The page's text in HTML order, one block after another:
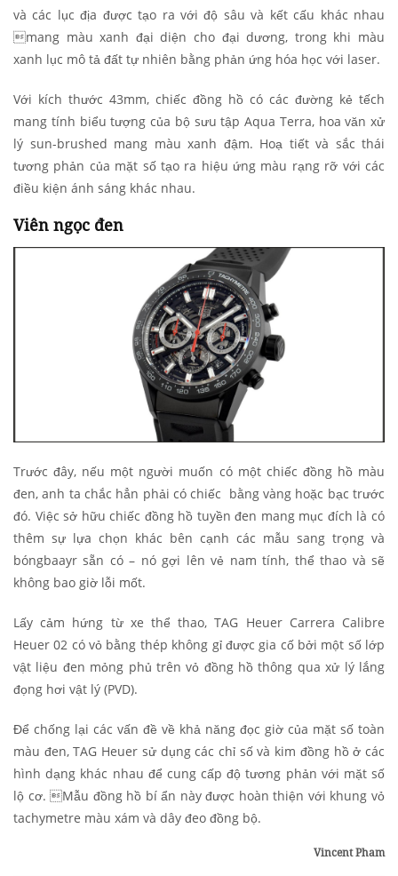
và các lục địa được tạo ra với độ sâu và kết cấu khác nhau
mang màu xanh đại diện cho đại dương, trong khi màu
xanh lục mô tả đất tự nhiên bằng phản ứng hóa học với laser.
Với kích thước 43mm, chiếc đồng hồ có các đường kẻ tếch
mang tính biểu tượng của bộ sưu tập Aqua Terra, hoa văn xử
lý sun-brushed mang màu xanh đậm. Hoạ tiết và sắc thái
tương phản của mặt số tạo ra hiệu ứng màu rạng rỡ với các
điều kiện ánh sáng khác nhau.
Viên ngọc đen
Trước đây, nếu một người muốn có một chiếc đồng hồ màu
đen, anh ta chắc hẳn phải có chiếc bằng vàng hoặc bạc trước
đó. Việc sở hữu chiếc đồng hồ tuyền đen mang mục đích là có
thêm sự lựa chọn khác bên cạnh các mẫu sang trọng và
bóngbaayr sẵn có – nó gợi lên vẻ nam tính, thể thao và sẽ
không bao giờ lỗi mốt.
Lấy cảm hứng từ xe thể thao, TAG Heuer Carrera Calibre
Heuer 02 có vỏ bằng thép không gỉ được gia cố bởi một số lớp
vật liệu đen mỏng phủ trên vỏ đồng hồ thông qua xử lý lắng
đọng hơi vật lý (PVD).
Để chống lại các vấn đề về khả năng đọc giờ của mặt số toàn
màu đen, TAG Heuer sử dụng các chỉ số và kim đồng hồ ở các
hình dạng khác nhau để cung cấp độ tương phản với mặt số
lộ cơ. Mẫu đồng hồ bí ẩn này được hoàn thiện với khung vỏ
tachymetre màu xám và dây đeo đồng bộ.
Vincent Pham